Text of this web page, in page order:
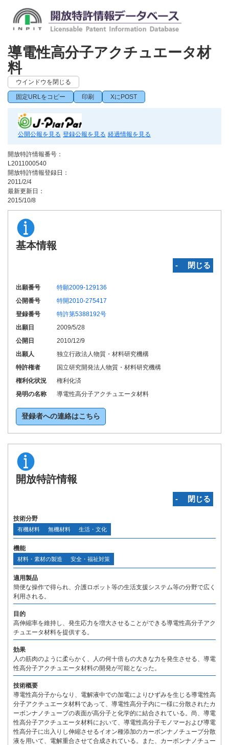
導電性高分子アクチュエータ材
料
ウインドウを閉じる
固定URLをコピー 印刷 XにPOST
公開公報を見る 登録公報を見る 経過情報を見る
開放特許情報番号：
L2011000540
開放特許情報登録日：
2011/2/4
最新更新日：
2015/10/8
基本情報
‐ 閉じる
出願番号
特願2009-129136
公開番号
特開2010-275417
登録番号
特許第5388192号
出願日
2009/5/28
公開日
2010/12/9
出願人
独立行政法人物質・材料研究機構
特許権者
国立研究開発法人物質・材料研究機構
権利化状況
権利化済
発明の名称
導電性高分子アクチュエータ材料
登録者への連絡はこちら
開放特許情報
‐ 閉じる
技術分野
有機材料 無機材料 生活・文化
機能
材料・素材の製造 安全・福祉対策
適用製品
簡便な操作で得られ、介護ロボット等の生活支援システム等の分野で広く
利用される。
目的
高伸縮率を維持し、発生応力を増大させることができる導電性高分子アク
チュエータ材料を提供する。
効果
人の筋肉のように柔らかく、人の何十倍もの大きな力を発生させる、導電
性高分子アクチュエータ材料の開発が可能となった。
技術概要
導電性高分子からなり、電解液中での加電によりひずみを生じる導電性高
分子アクチュエータ材料であって、導電性高分子内に一様に分散されたカ
ーボンナノチューブの表面が高分子と化学的に結合されている。尚、導電
性高分子アクチュエータ材料において、導電性高分子モノマーおよび導電
性高分子に出入りし伸縮させるイオン種添加のカーボンナノチューブ分散
液を用いて、電解重合させて合成されている。また、カーボンナノチュー